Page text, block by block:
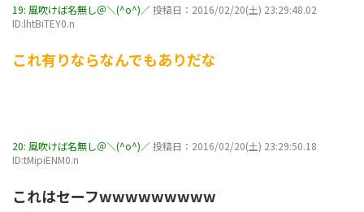
19: 風吹けば名無し＠＼(^o^)／投稿日：2016/02/20(土) 23:29:48.02
ID:lhtBiTEY0.n
これ有りならなんでもありだな
20: 風吹けば名無し＠＼(^o^)／投稿日：2016/02/20(土) 23:29:50.18
ID:tMipiENM0.n
これはセーフwwwwwwwww